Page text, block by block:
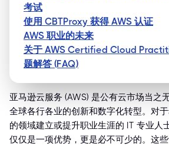
考试
使用 CBTProxy 获得 AWS 认证
AWS 职业的未来
关于 AWS Certified Cloud
题解答 (FAQ)
亚马逊云服务 (AWS) 是公有云市场当之
全球各行各业的创新和数字化转型。对
的领域建立或提升职业生涯的 IT 专业人
仅仅是一项优势，更是必不可少的。这